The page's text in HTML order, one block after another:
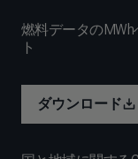
燃料データの
ト
ダウンロード